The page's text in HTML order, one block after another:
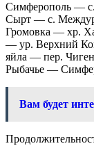
Симферополь —
Сырт — с.
Громовка — хр.
— ур. Верхний
яйла — пер.
Рыбачье —
Вам будет